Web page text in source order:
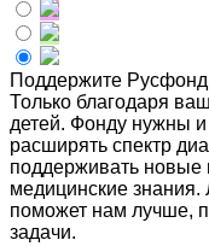
Поддержите Русфонд
Только благодаря
детей. Фонду нужны
расширять спектр
поддерживать новые
медицинские
поможет нам лучше,
задачи.